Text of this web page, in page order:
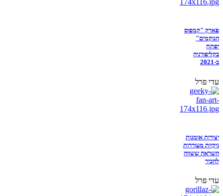
פארק "קמפוס
הנוקמים"
יפתח
בקליפורניה
ב-2021
עדי פרל
יצירות אומנות
גיקיות מעוררות
השראה ששווה
להכיר
עדי פרל